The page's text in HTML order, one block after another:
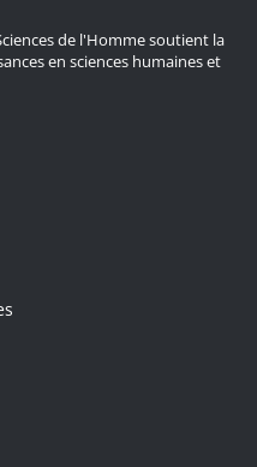
de l'Homme soutient la
en sciences humaines et